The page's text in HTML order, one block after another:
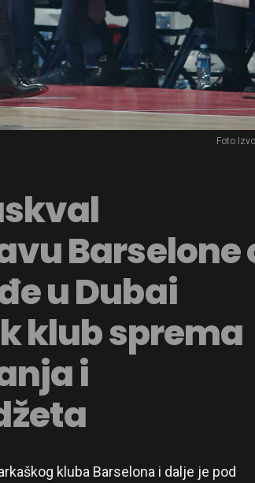
Foto
Barselone
u Dubai
klub sprema
i
kluba Barselona i dalje je pod